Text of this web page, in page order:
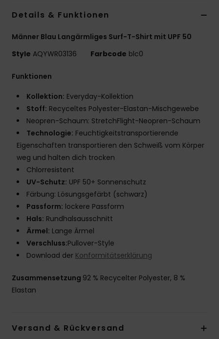
Details & Funktionen
Männer Blau Langärmliges Surf-T-Shirt mit UPF 50
Style AQYWR03136 Farbcode blc0
Funktionen
Kollektion: Everyday-Kollektion
Stoff: Recyceltes Polyester-Elastan-Mischgewebe
Neopren-Schaum: StretchFlight-Neopren-Schaum
Technologie: Feuchtigkeitstransportierende
Eigenschaften transportieren den Schweiß vom Körper
weg und halten dich trocken
Chlorresistent
UV-Schutz: UPF 50+ Sonnenschutz
Färbung: Lösungsgefärbt (schwarz)
Passform: lockere Passform
Hals: Rundhalsausschnitt
Ärmel: Lange Ärmel
Verschluss:Pullover-Style
Download der Konformitätserklärung
Zusammensetzung 92 % Recycelter Polyester, 8 %
Elastan
Versand & Rückversand